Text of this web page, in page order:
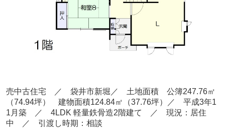
売中古住宅 ／ 袋井市新堀 ／ 土地面積 公簿247.76㎡
（74.94坪） 建物面積124.84㎡（37.76坪）／ 平成3年1
1月築
／ 4LDK 軽量鉄骨造2階建て
／ 現況：居住
中
／ 引渡し時期：相談